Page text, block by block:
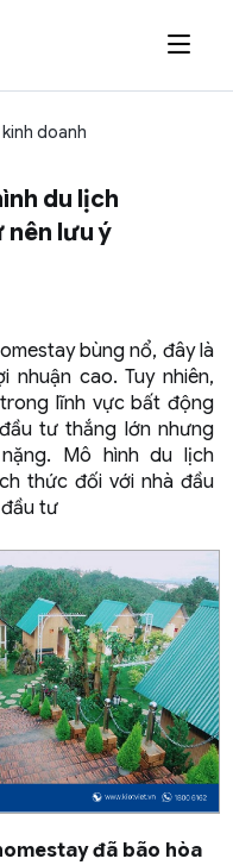

doanh
du lịch
nên lưu ý
bùng nổ, đây là
nhuận cao. Tuy nhiên,
lĩnh vực bất động
tư thắng lớn nhưng
Mô hình du lịch
thức đối với nhà đầu
tư
đã bão hòa